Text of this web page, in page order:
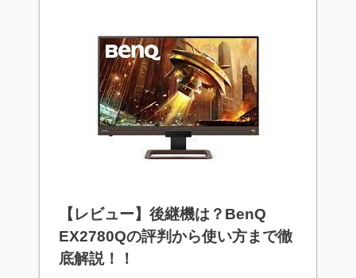
【レビュー】後継機は？BenQ
EX2780Qの評判から使い方まで徹
底解説！！